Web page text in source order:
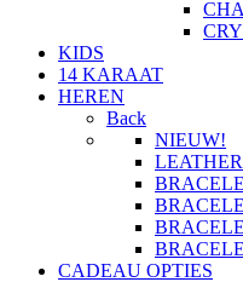
KIDS
14 KARAAT
HEREN
Back
NIEUW!
CADEAU OPTIES